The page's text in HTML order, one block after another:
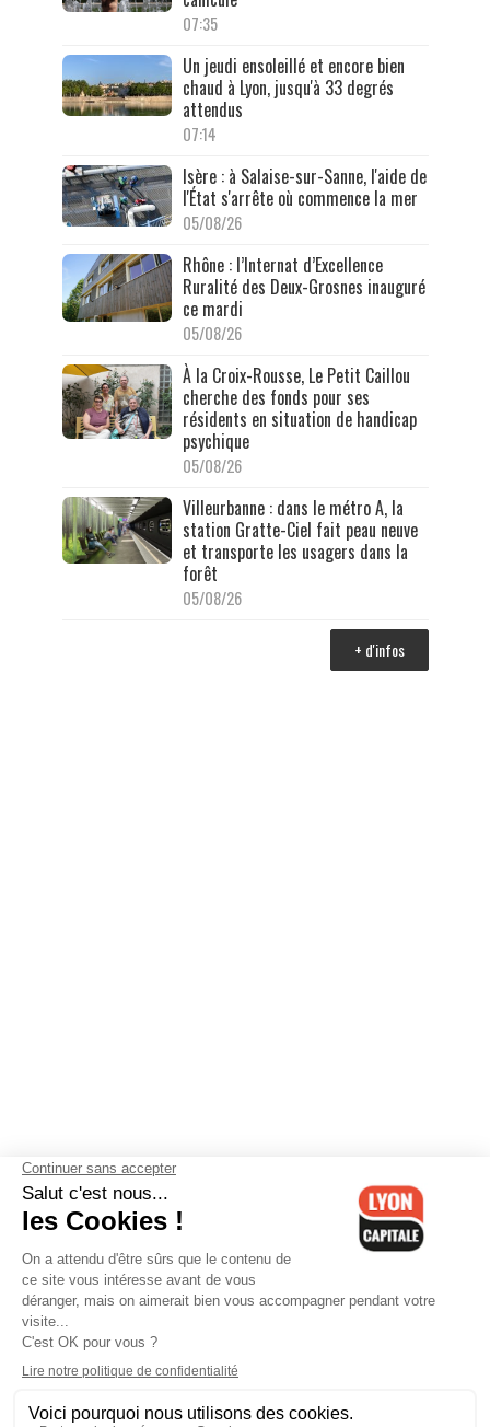
07:35
Un jeudi ensoleillé et encore bien
chaud à Lyon, jusqu'à 33 degrés
attendus
07:14
Isère : à Salaise-sur-Sanne, l'aide de
l'État s'arrête où commence la mer
05/08/26
Rhône : l’Internat d’Excellence
Ruralité des Deux-Grosnes inauguré
ce mardi
05/08/26
À la Croix-Rousse, Le Petit Caillou
cherche des fonds pour ses
résidents en situation de handicap
psychique
05/08/26
Villeurbanne : dans le métro A, la
station Gratte-Ciel fait peau neuve
et transporte les usagers dans la
forêt
05/08/26
+ d'infos
Contactez-nous-Mentions légales-CGV-Politique de